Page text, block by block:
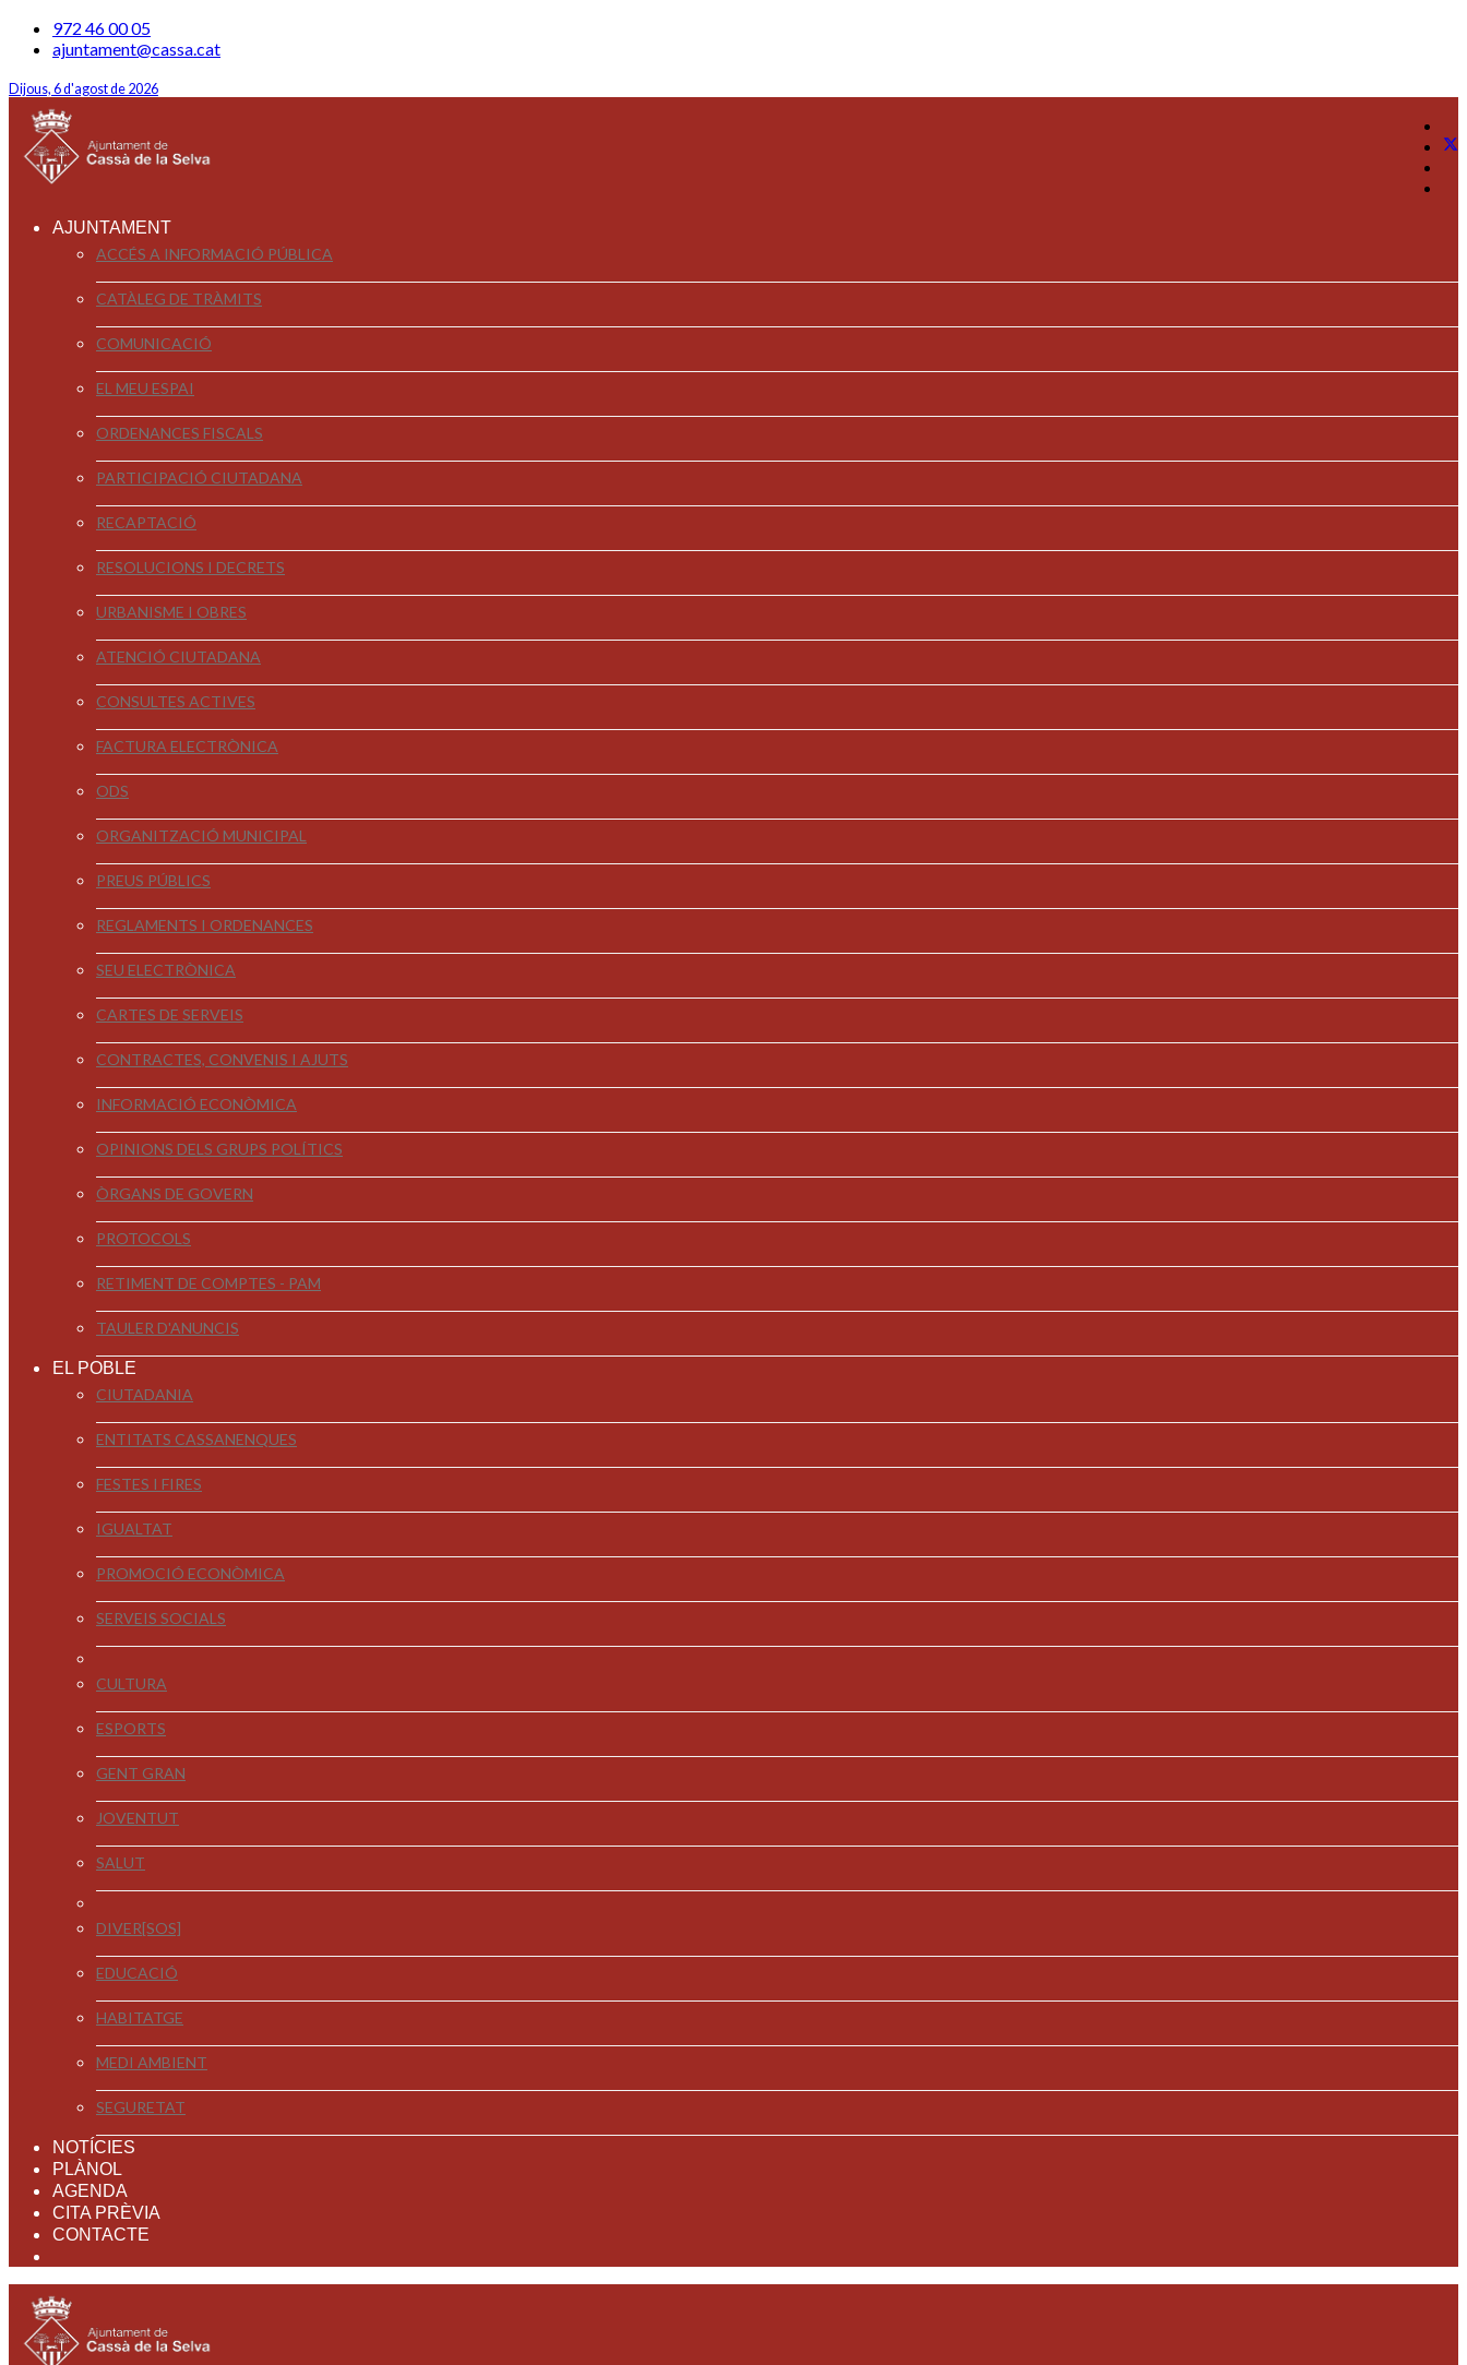
972 46 00 05
ajuntament@cassa.cat
Dijous, 6 d'agost de 2026
AJUNTAMENT
ACCÉS A INFORMACIÓ PÚBLICA
CATÀLEG DE TRÀMITS
COMUNICACIÓ
EL MEU ESPAI
ORDENANCES FISCALS
PARTICIPACIÓ CIUTADANA
RECAPTACIÓ
RESOLUCIONS I DECRETS
URBANISME I OBRES
ATENCIÓ CIUTADANA
CONSULTES ACTIVES
FACTURA ELECTRÒNICA
ODS
ORGANITZACIÓ MUNICIPAL
PREUS PÚBLICS
REGLAMENTS I ORDENANCES
SEU ELECTRÒNICA
CARTES DE SERVEIS
CONTRACTES, CONVENIS I AJUTS
INFORMACIÓ ECONÒMICA
OPINIONS DELS GRUPS POLÍTICS
ÒRGANS DE GOVERN
PROTOCOLS
RETIMENT DE COMPTES - PAM
TAULER D'ANUNCIS
EL POBLE
CIUTADANIA
ENTITATS CASSANENQUES
FESTES I FIRES
IGUALTAT
PROMOCIÓ ECONÒMICA
SERVEIS SOCIALS
CULTURA
ESPORTS
GENT GRAN
JOVENTUT
SALUT
DIVER[SOS]
EDUCACIÓ
HABITATGE
MEDI AMBIENT
SEGURETAT
NOTÍCIES
PLÀNOL
AGENDA
CITA PRÈVIA
CONTACTE